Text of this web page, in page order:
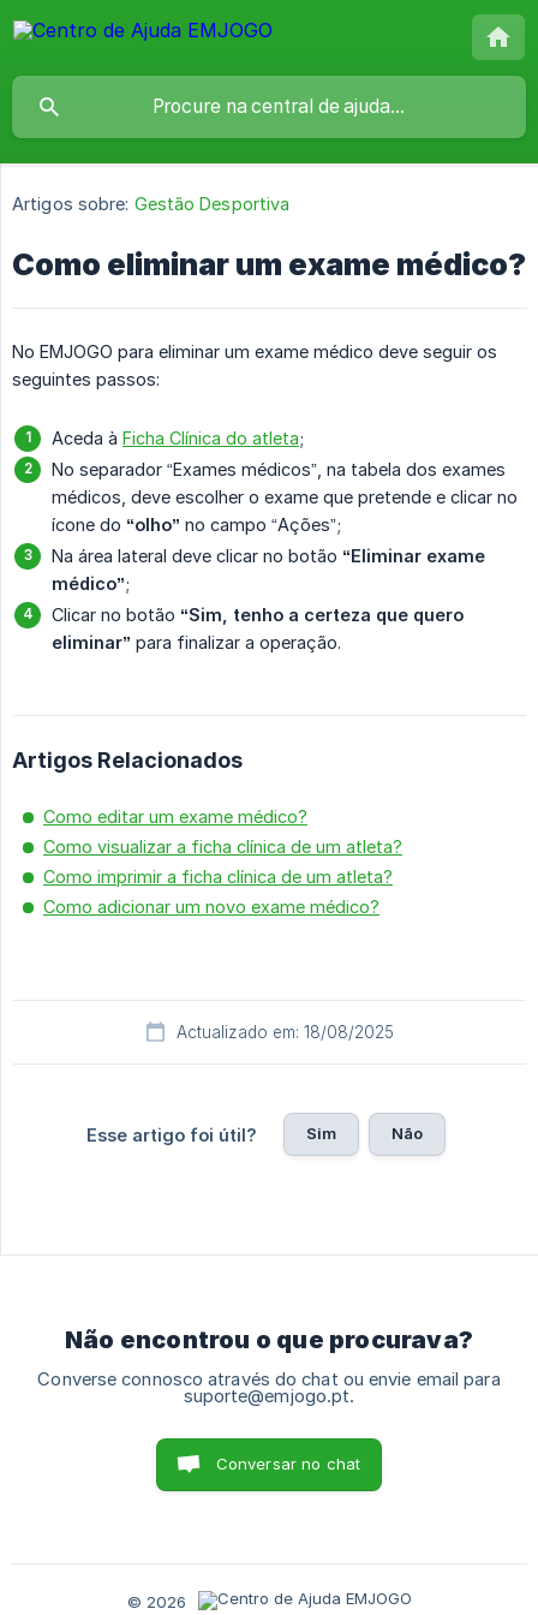
Artigos sobre: Gestão Desportiva
Como eliminar um exame médico?
No EMJOGO para eliminar um exame médico deve seguir os
seguintes passos:
Aceda à Ficha Clínica do atleta;
No separador “Exames médicos”, na tabela dos exames
médicos, deve escolher o exame que pretende e clicar no
ícone do “olho” no campo “Ações”;
Na área lateral deve clicar no botão “Eliminar exame
médico”;
Clicar no botão “Sim, tenho a certeza que quero
eliminar” para finalizar a operação.
Artigos Relacionados
Como editar um exame médico?
Como visualizar a ficha clínica de um atleta?
Como imprimir a ficha clínica de um atleta?
Como adicionar um novo exame médico?
Actualizado em: 18/08/2025
Esse artigo foi útil? Sim Não
Não encontrou o que procurava?
Converse connosco através do chat ou envie email para
suporte@emjogo.pt.
Conversar no chat
© 2026